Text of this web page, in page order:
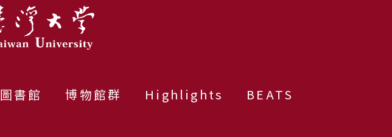
圖書館 博物館群 Highlights BEATS